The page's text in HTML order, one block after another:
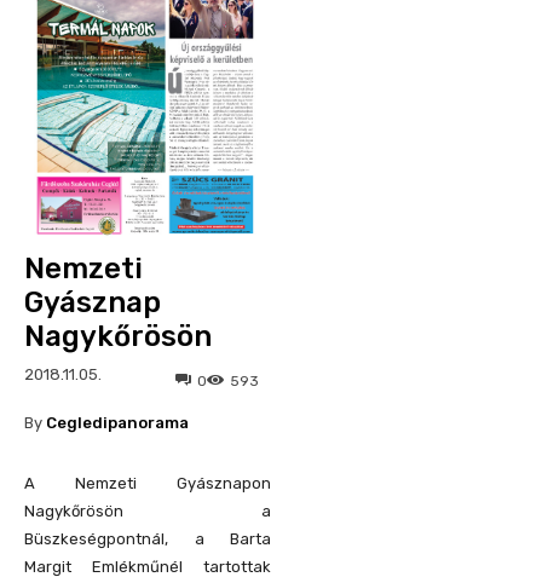
Nemzeti
Gyásznap
Nagykőrösön
2018.11.05. 593
0
By Cegledipanorama
A Nemzeti Gyásznapon
Nagykőrösön a
Büszkeségpontnál, a Barta
Margit Emlékműnél tartottak